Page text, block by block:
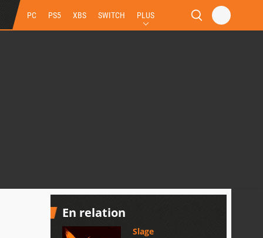
PC PS5 XBS SWITCH PLUS
En relation
Slage